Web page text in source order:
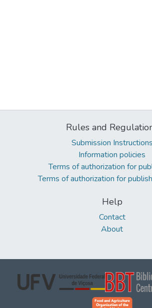
Rules and
Submission Instructions
Information policies
Terms of authorization for
Terms of authorization for
Help
Contact
About